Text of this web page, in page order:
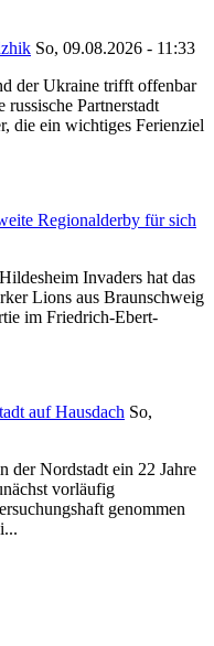
So, 09.08.2026 - 11:33
der Ukraine trifft offenbar
Partnerstadt
die ein wichtiges Ferienziel
Regionalderby für sich
Invaders hat das
Lions aus Braunschweig
im Friedrich-Ebert-
auf Hausdach So,
der Nordstadt ein 22 Jahre
vorläufig
genommen